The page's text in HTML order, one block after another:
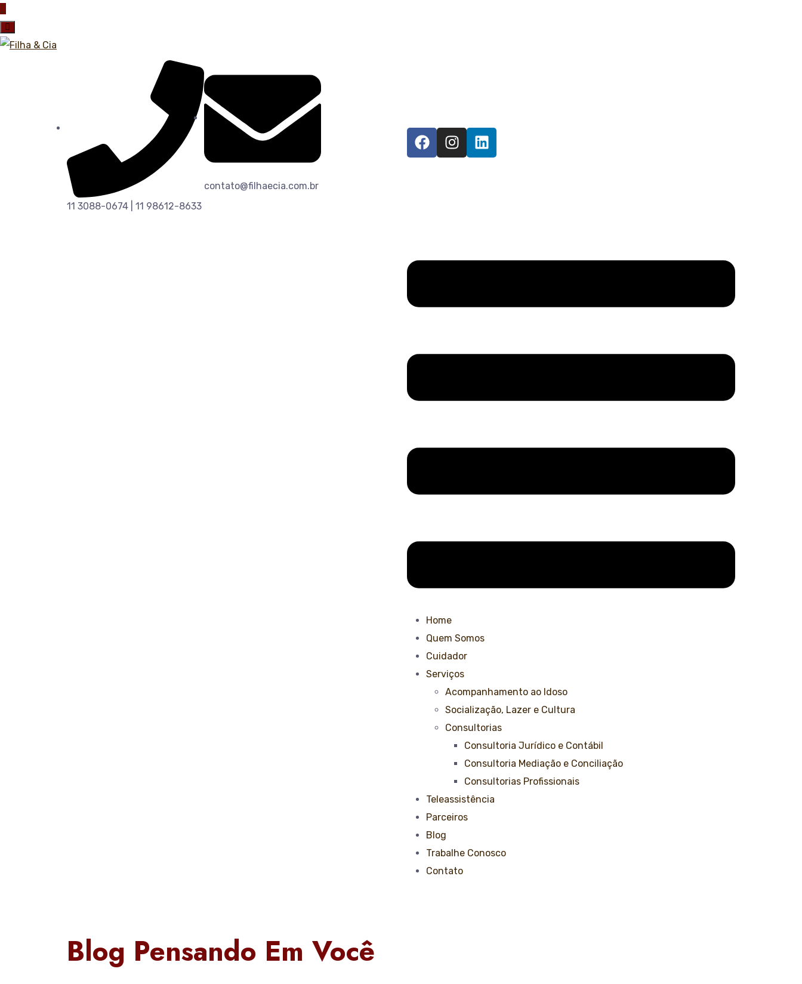
11 3088-0674 | 11 98612-8633
contato@filhaecia.com.br
Home
Quem Somos
Cuidador
Serviços
Acompanhamento ao Idoso
Socialização, Lazer e Cultura
Consultorias
Consultoria Jurídico e Contábil
Consultoria Mediação e Conciliação
Consultorias Profissionais
Teleassistência
Parceiros
Blog
Trabalhe Conosco
Contato
Blog Pensando Em Você